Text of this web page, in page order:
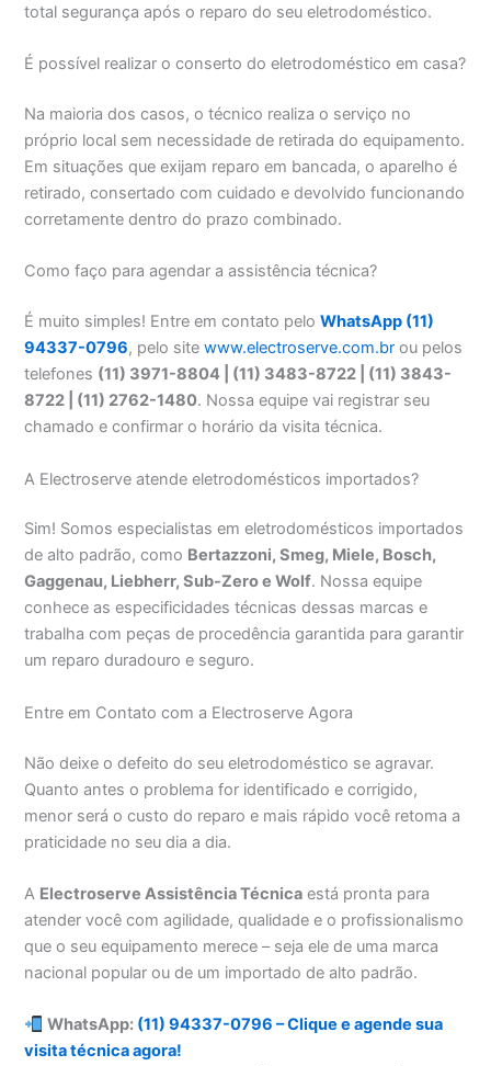
total segurança após o reparo do seu eletrodoméstico.
É possível realizar o conserto do eletrodoméstico em casa?
Na maioria dos casos, o técnico realiza o serviço no
próprio local sem necessidade de retirada do equipamento.
Em situações que exijam reparo em bancada, o aparelho é
retirado, consertado com cuidado e devolvido funcionando
corretamente dentro do prazo combinado.
Como faço para agendar a assistência técnica?
É muito simples! Entre em contato peloWhatsApp (11)
94337-0796, pelo sitewww.electroserve.com.br ou pelos
telefones (11) 3971-8804 | (11) 3483-8722 | (11) 3843-
8722 | (11) 2762-1480. Nossa equipe vai registrar seu
chamado e confirmar o horário da visita técnica.
A Electroserve atende eletrodomésticos importados?
Sim! Somos especialistas em eletrodomésticos importados
de alto padrão, como Bertazzoni, Smeg, Miele, Bosch,
Gaggenau, Liebherr, Sub-Zero e Wolf. Nossa equipe
conhece as especificidades técnicas dessas marcas e
trabalha com peças de procedência garantida para garantir
um reparo duradouro e seguro.
Entre em Contato com a Electroserve Agora
Não deixe o defeito do seu eletrodoméstico se agravar.
Quanto antes o problema for identificado e corrigido,
menor será o custo do reparo e mais rápido você retoma a
praticidade no seu dia a dia.
A Electroserve Assistência Técnica está pronta para
atender você com agilidade, qualidade e o profissionalismo
que o seu equipamento merece – seja ele de uma marca
nacional popular ou de um importado de alto padrão.
WhatsApp: (11) 94337-0796 – Clique e agende sua
visita técnica agora!